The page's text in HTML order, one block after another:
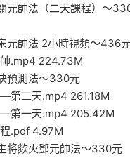
元帥法（二天課程）～
元帥法 2小時視頻～436
.mp4 224.73M
預測法～330元
第二天.mp4 261.18M
第一天.mp4 205.42M
.pdf 4.97M
将欻火鄧元帥法～330元